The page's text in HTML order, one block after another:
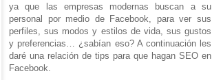
ya que las empresas modernas buscan a su
personal por medio de Facebook, para ver sus
perfiles, sus modos y estilos de vida, sus gustos
y preferencias… ¿sabían eso? A continuación les
daré una relación de tips para que hagan SEO en
Facebook.